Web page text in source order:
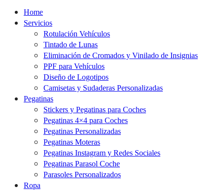
Home
Servicios
Rotulación Vehículos
Tintado de Lunas
Eliminación de Cromados y Vinilado de Insignias
PPF para Vehículos
Diseño de Logotipos
Camisetas y Sudaderas Personalizadas
Pegatinas
Stickers y Pegatinas para Coches
Pegatinas 4×4 para Coches
Pegatinas Personalizadas
Pegatinas Moteras
Pegatinas Instagram y Redes Sociales
Pegatinas Parasol Coche
Parasoles Personalizados
Ropa